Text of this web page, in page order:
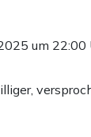
um 22:00